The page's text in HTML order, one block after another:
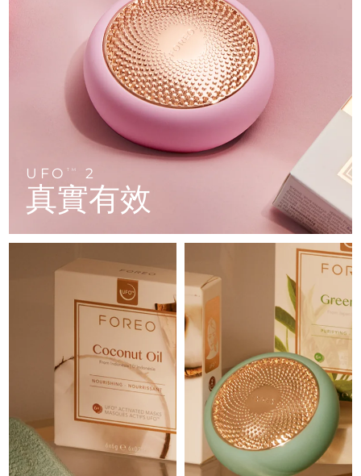
UFO TM 2
真實有效
For young skin, T-zone
LUNA™ 4 go
For travel or gym bag
LUNA™護膚
LUNA™ 設備
All facial cleansing devices
Premium anti-aging skincare
BEAR™ 設備
All premium facelift devices
UFO™ 3 mini
Red light therapy device for young skin
UFO™ 3 go
Portable red light therapy
Rejuvenation & hydration
All deep facial hydration devices
issa™ 4 smile
Hybrid silicone sonic toothbrush
issa™ 4 baby
For ages 0-3
issa™ Teeth Whitening Set
Dual LED + sonic device & 18% PAP gel
All silicone sonic toothbrushes
Clinical anti-aging
FAQ™ 102
Advanced clinical anti-aging
FAQ™ 103
Luxurious clinical anti-aging set
FAQ™ P1 Primer
FAQ™護膚品
All FAQ™ skincare
FAQ™產品
All anti-aging treatments
LED mask
FAQ™ 202
LED mask
FAQ™ 211
Anti-aging neck & décolleté LED mask
FAQ™ 221
FAQ™護膚品
All FAQ™ skincare
FAQ™產品
All LED treatments
FAQ™ 301
LED hair strengthening scalp massager
Scalp recovery probiotic serum
All FAQ™ skincare
FAQ™產品
All hair treatments
肌膚年輕化
FAQ™ 501
Full-Spectrum Red Light Therapy
Full-Spectrum Red Light Therapy
FAQ™ Red Light Serum
FAQ™ skincare
All FAQ™ skincare
FAQ™ products
All toning treatments
專業治療
PEACH™ 2 Pro Max
Professional IPL hair removal device
PEACH™ 2
IPL hair removal
身體護理
BEAR™ 2 body
Microcurrent body toning
LUNA™ 4 body
Massaging body brush
ESPADA™ 2 plus
Recurring acne LED therapy
眼部護理
BEAR™ 2 eyes & lips
Microcurrent line smoothing device
預計送達日期
克羅埃西亞 預計送達日期
賽普勒斯 預計送達日期
預計送達日期 8/8/26
丹麥 預計送達日期8/8/26
預計送達日期8/8/26
8/8/26
預計送達日期 8/8/26
預計送達日期 8/12/26
預計送達日期8/8/26
預計送達日期8/12/26
希臘 預計送達日期 8/8/26